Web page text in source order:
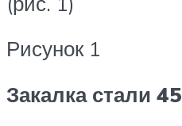
Рисунок 1
Закалка стали 45